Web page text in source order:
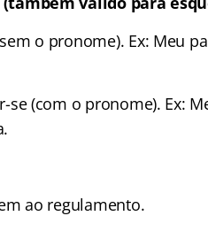
o pronome). Ex: Meu
se (com o pronome). Ex:
ao regulamento.